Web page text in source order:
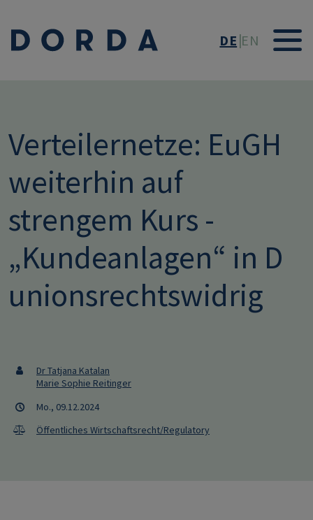
DE EN
Verteilernetze: EuGH
weiterhin auf
strengem Kurs -
„Kundeanlagen“ in D
unionsrechtswidrig
Dr Tatjana Katalan
Marie Sophie Reitinger
Mo., 09.12.2024
Öffentliches Wirtschaftsrecht/Regulatory